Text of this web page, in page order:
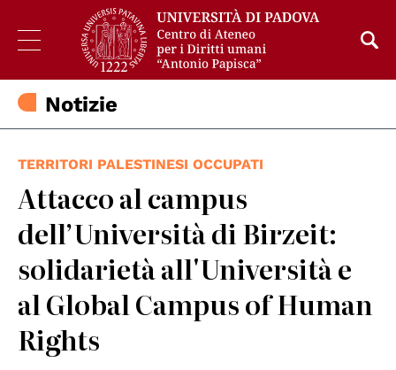
Notizie
TERRITORI PALESTINESI OCCUPATI
Attacco al campus
dell’Università di Birzeit:
solidarietà all'Università e
al Global Campus of Human
Rights